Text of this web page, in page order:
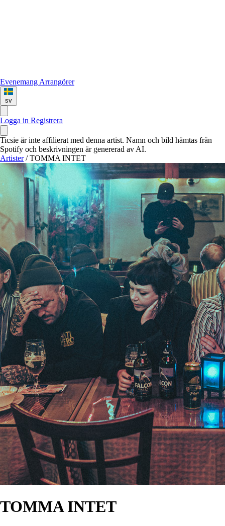
Evenemang Arrangörer
sv
Logga in Registrera
Ticsie är inte affilierat med denna artist. Namn och bild hämtas från
Spotify och beskrivningen är genererad av AI.
Artister / TOMMA INTET
TOMMA INTET